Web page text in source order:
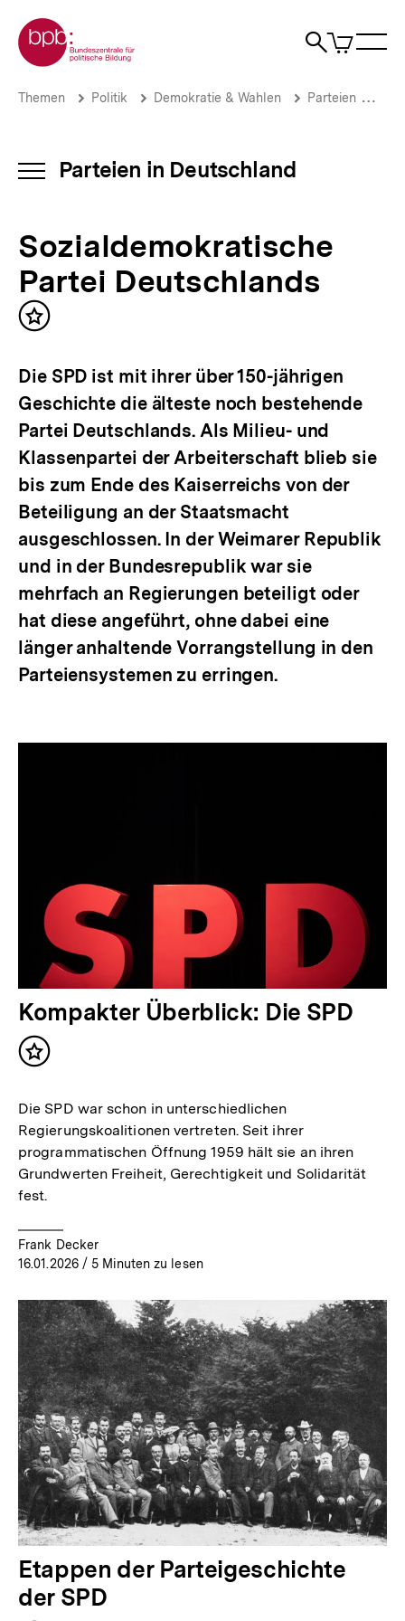
zum
Seiteninhalt
springen
Zur Startseite der bpb
Suche
Artikel
im
Sozialdemokratische
Parteien
bpb.de
Brotkrümelnavigation
Pfadnavigation
Themen Politik Demokratie & Wahlen Parteien
INHALTSNAVIGATION
Parteien in Deutschland
Sozialdemokratische
Partei Deutschlands
Inhalt
Die SPD ist mit ihrer über 150-jährigen
Geschichte die älteste noch bestehende
Partei Deutschlands. Als Milieu- und
Klassenpartei der Arbeiterschaft blieb sie
bis zum Ende des Kaiserreichs von der
Beteiligung an der Staatsmacht
ausgeschlossen. In der Weimarer Republik
und in der Bundesrepublik war sie
mehrfach an Regierungen beteiligt oder
hat diese angeführt, ohne dabei eine
länger anhaltende Vorrangstellung in den
Parteiensystemen zu erringen.
Kompakter Überblick: Die SPD
Inhalt
Die SPD war schon in unterschiedlichen
Regierungskoalitionen vertreten. Seit ihrer
programmatischen Öffnung 1959 hält sie an ihren
Grundwerten Freiheit, Gerechtigkeit und Solidarität
fest.
Frank Decker
16.01.2026/ 5 Minuten zu lesen
Etappen der Parteigeschichte
der SPD